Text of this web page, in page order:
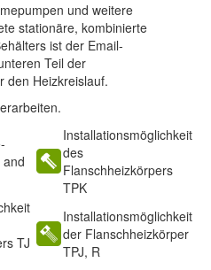
und weitere
stationäre, kombinierte
ist der Email-
Teil der
den Heizkreislauf.
Installationsmöglichkeit
des
Flanschheizkörpers
TPK
TJ
Installationsmöglichkeit
der Flanschheizkörper
TPJ, R